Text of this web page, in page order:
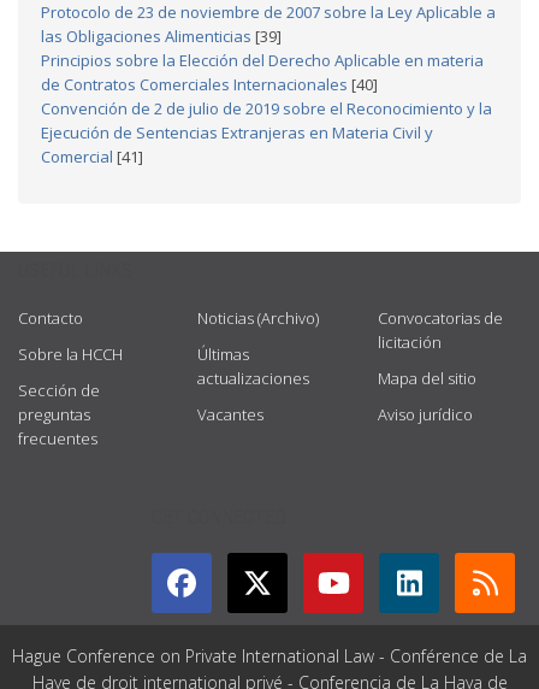
Protocolo de 23 de noviembre de 2007 sobre la Ley Aplicable a
las Obligaciones Alimenticias [39]
Principios sobre la Elección del Derecho Aplicable en materia
de Contratos Comerciales Internacionales [40]
Convención de 2 de julio de 2019 sobre el Reconocimiento y la
Ejecución de Sentencias Extranjeras en Materia Civil y
Comercial [41]
Contacto
Sobre la HCCH
Sección de
preguntas
frecuentes
Noticias (Archivo)
Últimas
actualizaciones
Vacantes
Convocatorias de
licitación
Mapa del sitio
Aviso jurídico
Hague Conference on Private International Law - Conférence de La
Haye de droit international privé - Conferencia de La Haya de